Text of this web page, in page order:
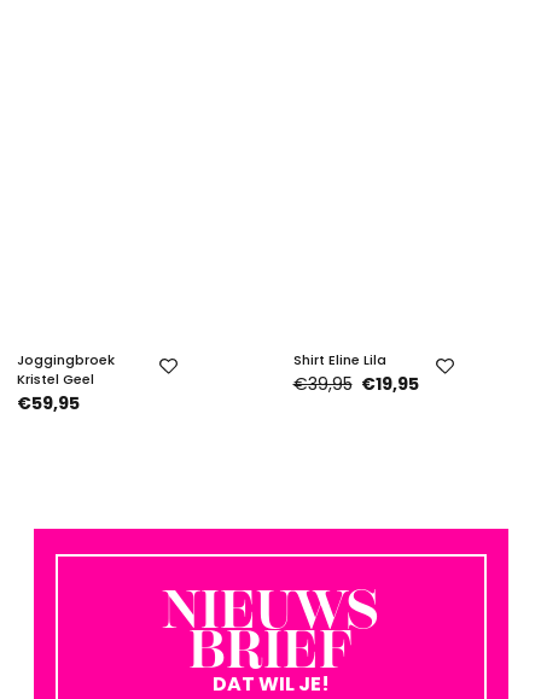
Joggingbroek
Kristel Geel
€59,95
Shirt Eline Lila
€39,95 €19,95
NIEUWS
BRIEF
DAT WIL JE!